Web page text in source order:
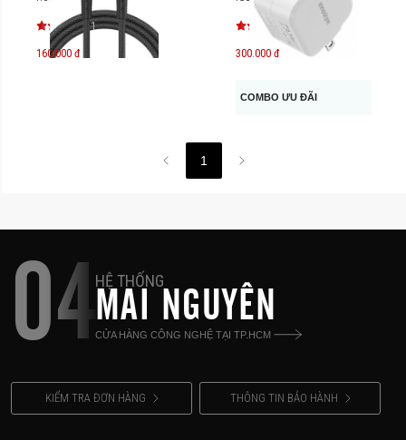
1
160.000 đ 300.000 đ
COMBO ƯU ĐÃI
1
04HỆ THỐNG
MAI NGUYÊN
CỬA HÀNG CÔNG NGHỆ TẠI TP.HCM
KIỂM TRA ĐƠN HÀNG THÔNG TIN BẢO HÀNH